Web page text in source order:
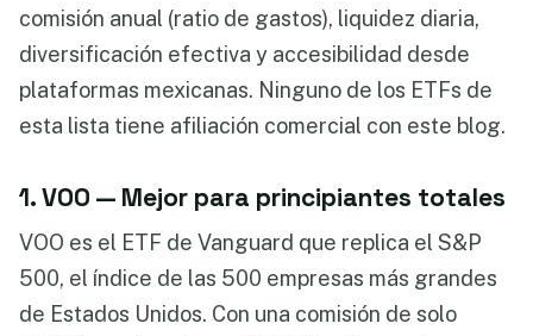
comisión anual (ratio de gastos), liquidez diaria,
diversificación efectiva y accesibilidad desde
plataformas mexicanas. Ninguno de los ETFs de
esta lista tiene afiliación comercial con este blog.
1. VOO — Mejor para principiantes totales
VOO es el ETF de Vanguard que replica el S&P
500, el índice de las 500 empresas más grandes
de Estados Unidos. Con una comisión de solo